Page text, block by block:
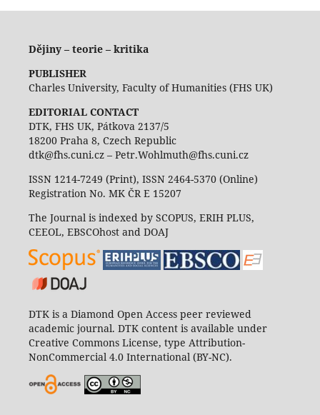
Dějiny – teorie – kritika
PUBLISHER
Charles University, Faculty of Humanities (FHS UK)
EDITORIAL CONTACT
DTK, FHS UK, Pátkova 2137/5
18200 Praha 8, Czech Republic
dtk@fhs.cuni.cz – Petr.Wohlmuth@fhs.cuni.cz
ISSN 1214-7249 (Print), ISSN 2464-5370 (Online)
Registration No. MK ČR E 15207
The Journal is indexed by SCOPUS, ERIH PLUS,
CEEOL, EBSCOhost and DOAJ
DTK is a Diamond Open Access peer reviewed
academic journal. DTK content is available under
Creative Commons License, type Attribution-
NonCommercial 4.0 International (BY-NC).